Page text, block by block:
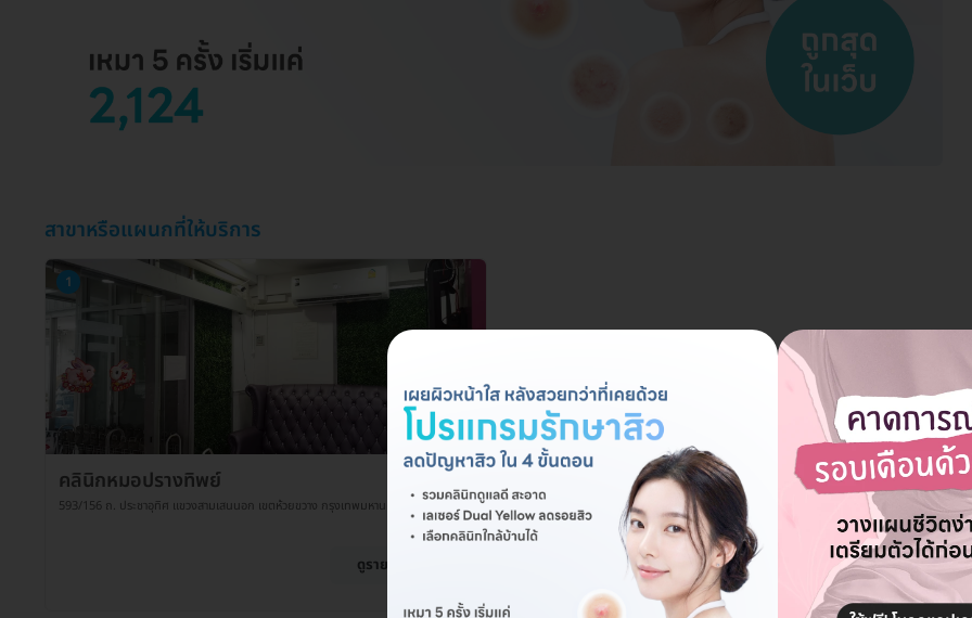
สาขาหรือแผนกที่ให้บริการ
1
คลินิกหมอปรางทิพย์
593/156 ถ. ประชาอุทิศ แขวงสามเสนนอก เขตห้วยขวาง กรุงเทพมหานคร 10310
ดูรายละเอียด